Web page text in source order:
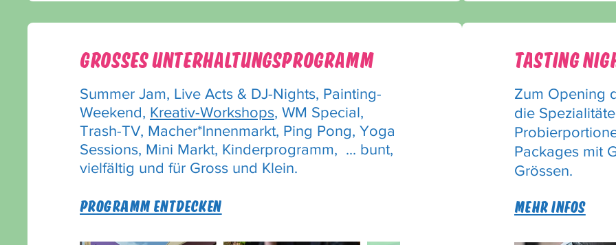
GROSSES UNTERHALTUNGSPROGRAMM
Summer Jam, Live Acts & DJ-Nights, Painting-
Weekend, Kreativ-Workshops, WM Special,
Trash-TV, Macher*Innenmarkt, Ping Pong, Yoga
Sessions, Mini Markt, Kinderprogramm, ... bunt,
vielfältig und für Gross und Klein.
PROGRAMM ENTDECKEN
Tasting
Zum Opening
die
Packages mit
Grössen.
MEHR INFOS